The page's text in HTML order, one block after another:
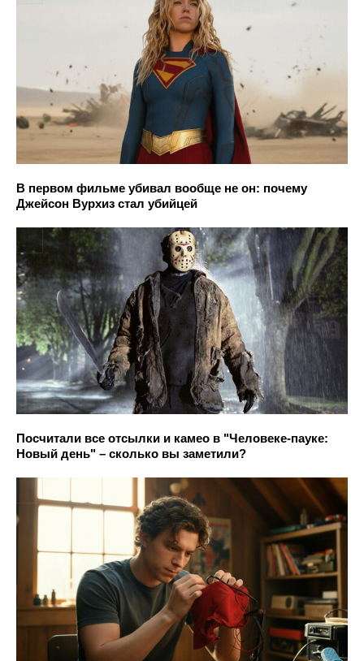
В первом фильме убивал вообще не он: почему
Джейсон Вурхиз стал убийцей
Посчитали все отсылки и камео в "Человеке-пауке:
Новый день" – сколько вы заметили?